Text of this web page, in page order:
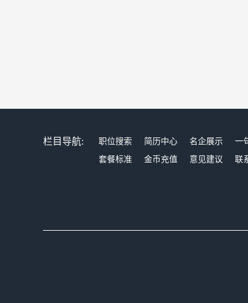
栏目导航: 职位搜索 简历中心 名企展示 一
套餐标准
金币充值 意见建议 联